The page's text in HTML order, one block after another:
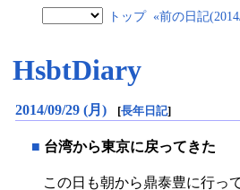
トップ «前の日記
HsbtDiary
2014/09/29 (月) [長年日記]
■ 台湾から東京に戻ってきた
この日も朝から鼎泰豊に行っ